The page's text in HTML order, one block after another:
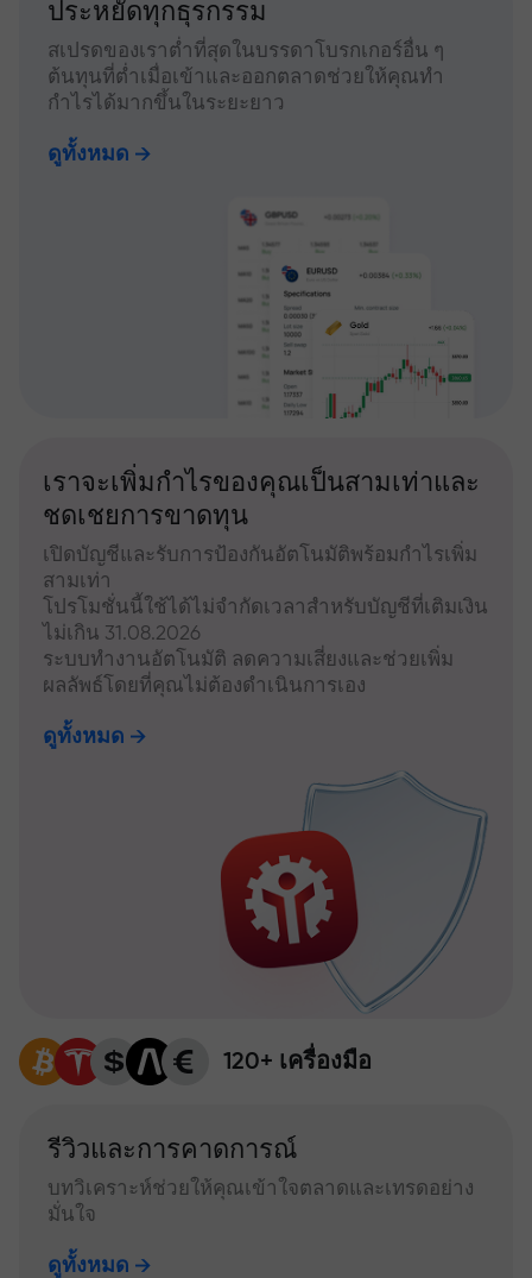
ประหยัดทุกธุรกรรม
สเปรดของเราต่ำที่สุดในบรรดาโบรกเกอร์อื่น ๆ
ต้นทุนที่ต่ำเมื่อเข้าและออกตลาดช่วยให้คุณทำ
กำไรได้มากขึ้นในระยะยาว
ดูทั้งหมด
เราจะเพิ่มกำไรของคุณเป็นสามเท่าและ
ชดเชยการขาดทุน
เปิดบัญชีและรับการป้องกันอัตโนมัติพร้อมกำไรเพิ่ม
สามเท่า
โปรโมชั่นนี้ใช้ได้ไม่จำกัดเวลาสำหรับบัญชีที่เติมเงิน
ไม่เกิน 31.08.2026
ระบบทำงานอัตโนมัติ ลดความเสี่ยงและช่วยเพิ่ม
ผลลัพธ์โดยที่คุณไม่ต้องดำเนินการเอง
ดูทั้งหมด
120+ เครื่องมือ
รีวิวและการคาดการณ์
บทวิเคราะห์ช่วยให้คุณเข้าใจตลาดและเทรดอย่าง
มั่นใจ
ดูทั้งหมด